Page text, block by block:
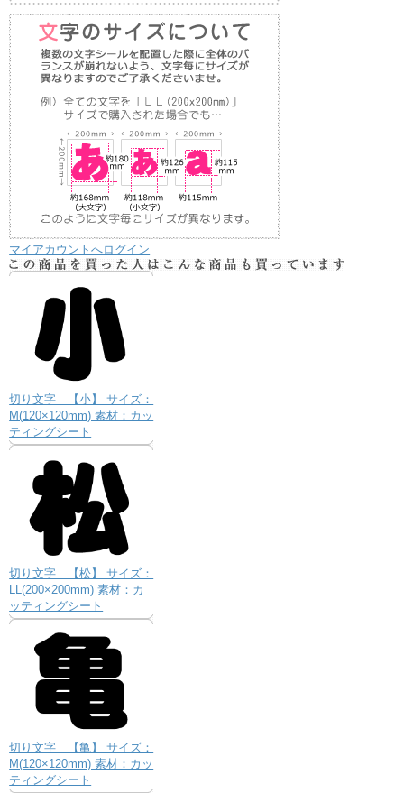
マイアカウントへログイン
切り文字 【小】 サイズ：
M(120×120mm) 素材：カッ
ティングシート
切り文字 【松】 サイズ：
LL(200×200mm) 素材：カ
ッティングシート
切り文字 【亀】 サイズ：
M(120×120mm) 素材：カッ
ティングシート